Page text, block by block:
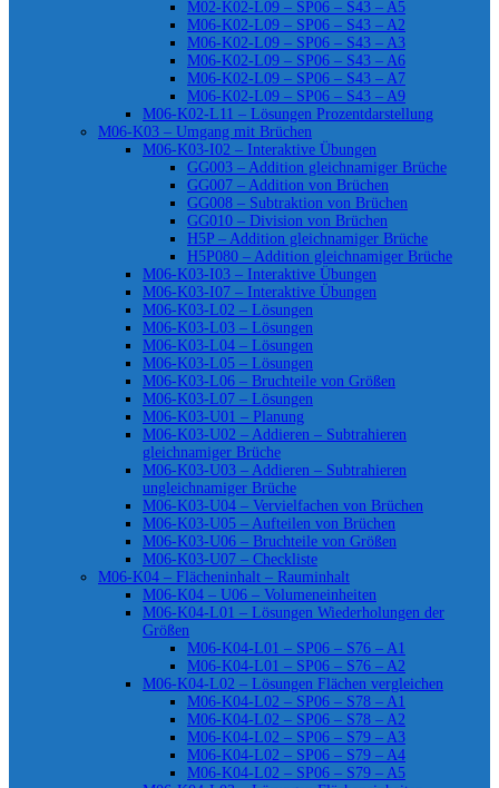
M02-K02-L09 – SP06 – S43 – A5
M06-K02-L09 – SP06 – S43 – A2
M06-K02-L09 – SP06 – S43 – A3
M06-K02-L09 – SP06 – S43 – A6
M06-K02-L09 – SP06 – S43 – A7
M06-K02-L09 – SP06 – S43 – A9
M06-K02-L11 – Lösungen Prozentdarstellung
M06-K03 – Umgang mit Brüchen
M06-K03-I02 – Interaktive Übungen
GG003 – Addition gleichnamiger Brüche
GG007 – Addition von Brüchen
GG008 – Subtraktion von Brüchen
GG010 – Division von Brüchen
H5P – Addition gleichnamiger Brüche
H5P080 – Addition gleichnamiger Brüche
M06-K03-I03 – Interaktive Übungen
M06-K03-I07 – Interaktive Übungen
M06-K03-L02 – Lösungen
M06-K03-L03 – Lösungen
M06-K03-L04 – Lösungen
M06-K03-L05 – Lösungen
M06-K03-L06 – Bruchteile von Größen
M06-K03-L07 – Lösungen
M06-K03-U01 – Planung
M06-K03-U02 – Addieren – Subtrahieren
gleichnamiger Brüche
M06-K03-U03 – Addieren – Subtrahieren
ungleichnamiger Brüche
M06-K03-U04 – Vervielfachen von Brüchen
M06-K03-U05 – Aufteilen von Brüchen
M06-K03-U06 – Bruchteile von Größen
M06-K03-U07 – Checkliste
M06-K04 – Flächeninhalt – Rauminhalt
M06-K04 – U06 – Volumeneinheiten
M06-K04-L01 – Lösungen Wiederholungen der
Größen
M06-K04-L01 – SP06 – S76 – A1
M06-K04-L01 – SP06 – S76 – A2
M06-K04-L02 – Lösungen Flächen vergleichen
M06-K04-L02 – SP06 – S78 – A1
M06-K04-L02 – SP06 – S78 – A2
M06-K04-L02 – SP06 – S79 – A3
M06-K04-L02 – SP06 – S79 – A4
M06-K04-L02 – SP06 – S79 – A5